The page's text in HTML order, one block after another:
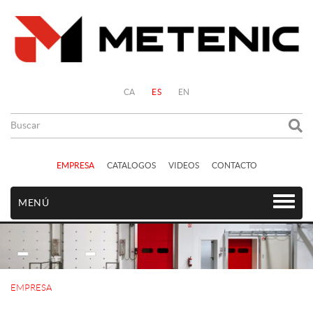
CA ES EN
EMPRESA CATALOGOS VIDEOS CONTACTO
MENÚ
EMPRESA